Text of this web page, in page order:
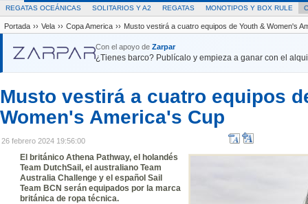
REGATAS OCEÁNICAS SOLITARIOS Y A2 REGATAS MONOTIPOS Y BOX RULE
Portada ›› Vela ›› Copa America ›› Musto vestirá a cuatro equipos de Youth & Women's
Con el apoyo de Zarpar
¿Tienes barco? Publícalo y empieza a ganar con el
Musto vestirá a cuatro equipos
Women's America's Cup
26 febrero 2024 19:56:00
El británico Athena Pathway, el holandés
Team DutchSail, el australiano Team
Australia Challenge y el español Sail
Team BCN serán equipados por la marca
británica de ropa técnica.